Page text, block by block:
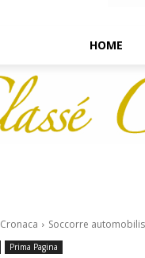
HOME
Cronaca Soccorre
Prima Pagina